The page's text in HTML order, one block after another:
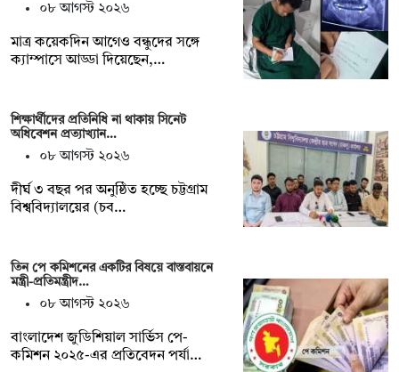
০৮ আগস্ট ২০২৬
মাত্র কয়েকদিন আগেও বন্ধুদের সঙ্গে
ক্যাম্পাসে আড্ডা দিয়েছেন,…
শিক্ষার্থীদের প্রতিনিধি না থাকায় সিনেট
অধিবেশন প্রত্যাখ্যান…
০৮ আগস্ট ২০২৬
দীর্ঘ ৩ বছর পর অনুষ্ঠিত হচ্ছে চট্টগ্রাম
বিশ্ববিদ্যালয়ের (চব…
তিন পে কমিশনের একটির বিষয়ে বাস্তবায়নে
মন্ত্রী-প্রতিমন্ত্রীদ…
০৮ আগস্ট ২০২৬
বাংলাদেশ জুডিশিয়াল সার্ভিস পে-
কমিশন ২০২৫-এর প্রতিবেদন পর্যা…